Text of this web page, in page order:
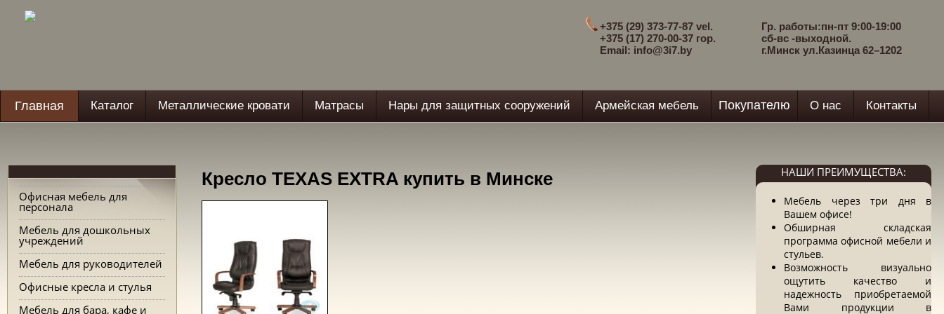
Гр. работы:пн-пт 9:00-19:00
сб-вс -выходной.
г.Минск ул.Казинца 62–1202
+375 (29) 373-77-87 vel.
+375 (17) 270-00-37 гор.
Email: info@3i7.by
Главная Каталог Металлические кровати Матрасы Нары для защитных сооружений Армейская мебель Покупателю О нас Контакты
Офисная мебель для
персонала
Мебель для дошкольных
учреждений
Мебель для руководителей
Офисные кресла и стулья
Мебель для бара, кафе и
Кресло TEXAS EXTRA купить в Минске НАШИ ПРЕИМУЩЕСТВА:
Мебель через три дня в
Вашем офисе!
Обширная складская
программа офисной мебели и
стульев.
Возможность визуально
ощутить качество и
надежность приобретаемой
Вами продукции в